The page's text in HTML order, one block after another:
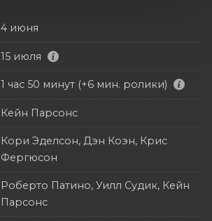
4 июня
15 июля
1 час 50 минут (+6 мин. ролики)
Кейн Парсонс
Кори Эделсон, Дэн Коэн, Крис
Фергюсон
Роберто Патино, Уилл Судик, Кейн
Парсонс